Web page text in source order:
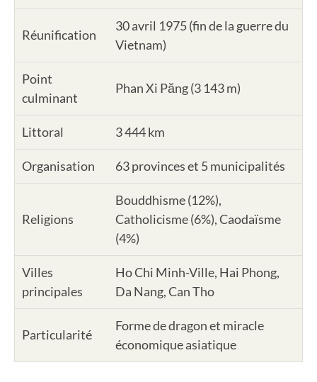
Réunification
30 avril 1975 (fin de la guerre du
Vietnam)
Point
culminant
Phan Xi Păng (3 143 m)
Littoral 3 444 km
Organisation 63 provinces et 5 municipalités
Religions
Bouddhisme (12%),
Catholicisme (6%), Caodaïsme
(4%)
Villes
principales
Ho Chi Minh-Ville, Hai Phong,
Da Nang, Can Tho
Particularité
Forme de dragon et miracle
économique asiatique